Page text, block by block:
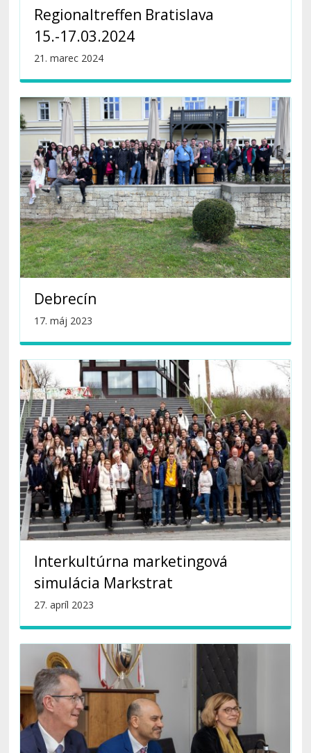
Regionaltreffen Bratislava
15.-17.03.2024
21. marec 2024
Debrecín
17. máj 2023
Interkultúrna marketingová
simulácia Markstrat
27. apríl 2023